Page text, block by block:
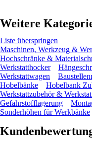
Weitere
Liste überspringen
Maschinen, Werkzeug &
Hochschränke &
Werkstatthocker
Werkstattwagen
Hobelbänke
Hobelbank
Werkstattzubehör &
Gefahrstofflagerung
Sonderhöhen für Werkbänke